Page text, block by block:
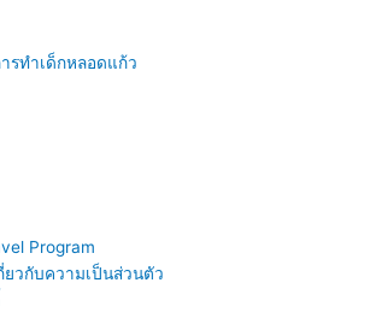
รทำเด็กหลอดแก้ว
Program
ยวกับความเป็นส่วนตัว